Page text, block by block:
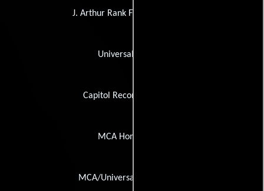
J. Arthur Rank Film Distributors
Universal Pictures
Capitol Recording Studios
MCA Home Video
MCA/Universal Home Video